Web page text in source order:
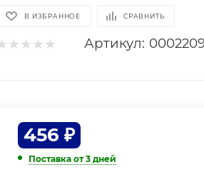
В ИЗБРАННОЕ СРАВНИТЬ
Артикул:
456 ₽
Поставка от 3 дней